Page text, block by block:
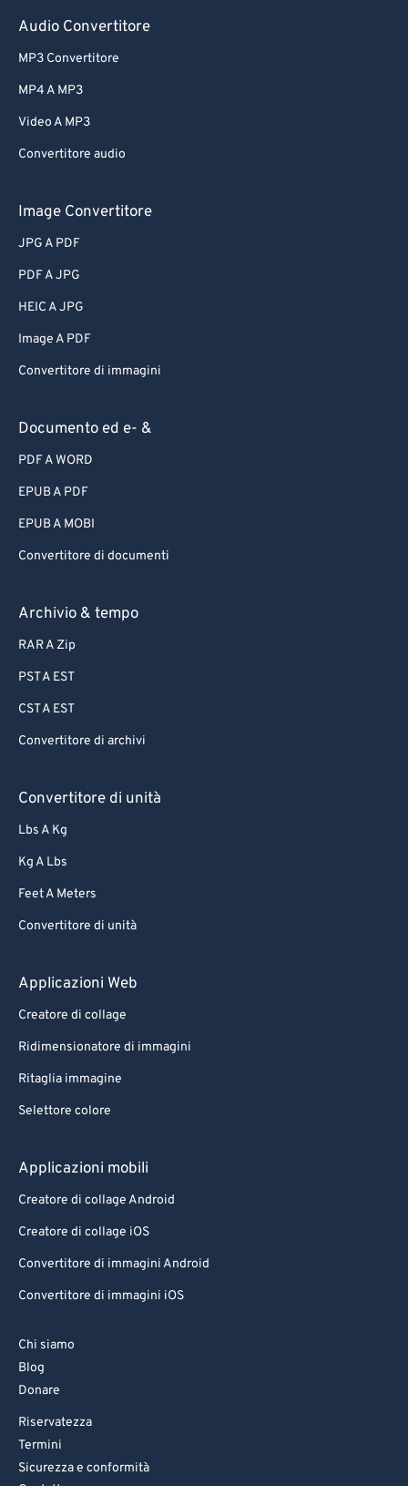
Audio Convertitore
MP3 Convertitore
MP4 A MP3
Video A MP3
Convertitore audio
Image Convertitore
JPG A PDF
PDF A JPG
HEIC A JPG
Image A PDF
Convertitore di immagini
Documento ed e- &
PDF A WORD
EPUB A PDF
EPUB A MOBI
Convertitore di documenti
Archivio & tempo
RAR A Zip
PST A EST
CST A EST
Convertitore di archivi
Convertitore di unità
Lbs A Kg
Kg A Lbs
Feet A Meters
Convertitore di unità
Applicazioni Web
Creatore di collage
Ridimensionatore di immagini
Ritaglia immagine
Selettore colore
Applicazioni mobili
Creatore di collage Android
Creatore di collage iOS
Convertitore di immagini Android
Convertitore di immagini iOS
Chi siamo
Blog
Donare
Riservatezza
Termini
Sicurezza e conformità